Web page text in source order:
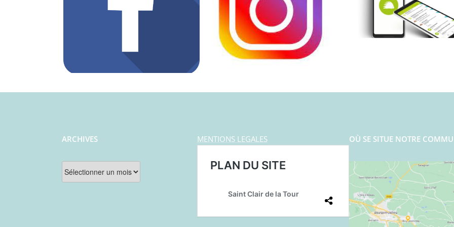
ARCHIVES
Archives
MENTIONS LEGALES OÙ SE SITUE NOTRE